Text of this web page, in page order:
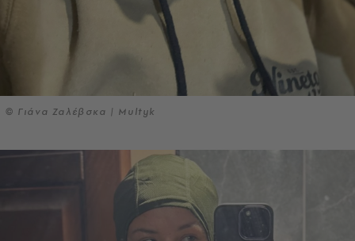
© Γιάνα Ζαλέβσκα | Multyk